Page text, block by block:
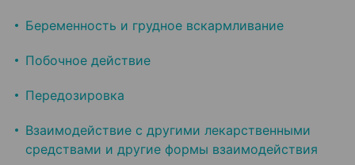
Беременность и грудное вскармливание
Побочное действие
Передозировка
Взаимодействие с другими лекарственными
средствами и другие формы взаимодействия